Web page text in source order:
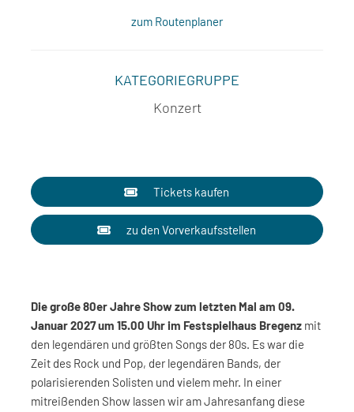
zum Routenplaner
KATEGORIEGRUPPE
Konzert
Tickets kaufen
zu den Vorverkaufsstellen
Die große 80er Jahre Show zum letzten Mal am 09.
Januar 2027 um 15.00 Uhr im Festspielhaus Bregenz mit
den legendären und größten Songs der 80s. Es war die
Zeit des Rock und Pop, der legendären Bands, der
polarisierenden Solisten und vielem mehr. In einer
mitreißenden Show lassen wir am Jahresanfang diese